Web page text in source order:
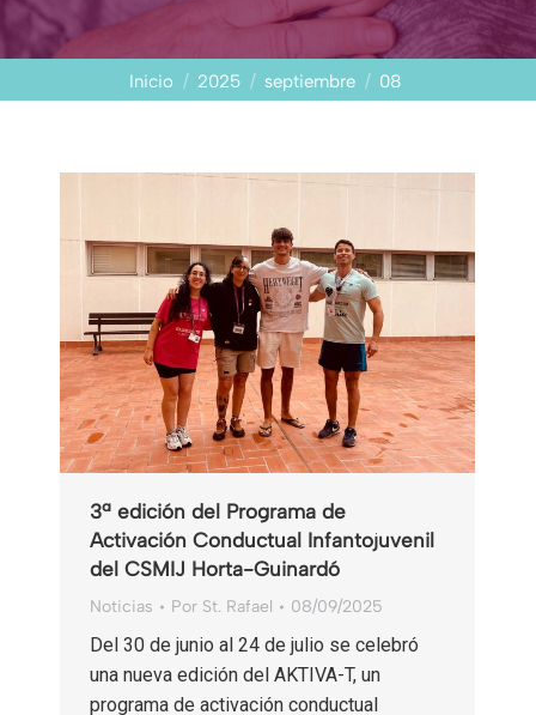
Inicio 2025 septiembre 08
3ª edición del Programa de
Activación Conductual Infantojuvenil
del CSMIJ Horta-Guinardó
Noticias Por St. Rafael 08/09/2025
Del 30 de junio al 24 de julio se celebró
una nueva edición del AKTIVA-T, un
programa de activación conductual